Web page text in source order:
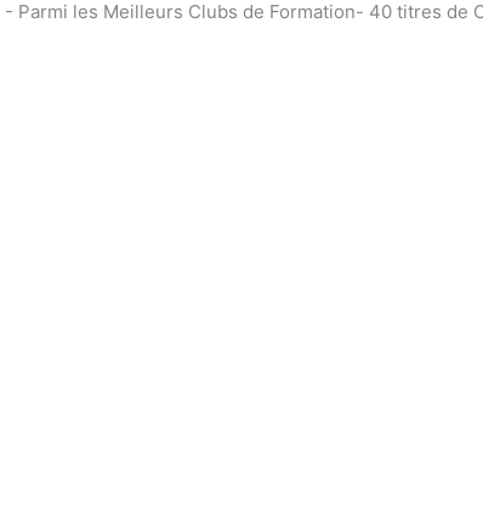
- Parmi les Meilleurs Clubs de Formation- 40 titres de